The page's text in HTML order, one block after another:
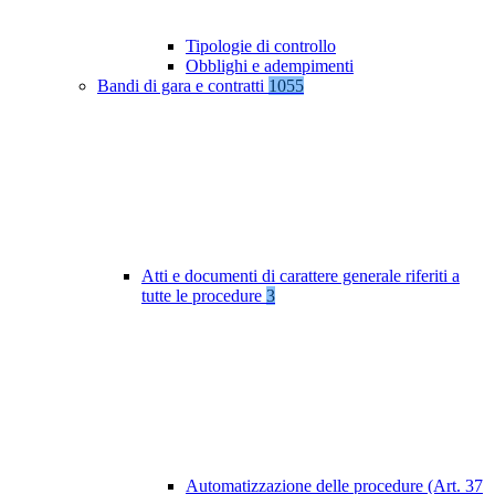
Tipologie di controllo
Obblighi e adempimenti
Bandi di gara e contratti 1055
Atti e documenti di carattere generale riferiti a
tutte le procedure 3
Automatizzazione delle procedure (Art. 37